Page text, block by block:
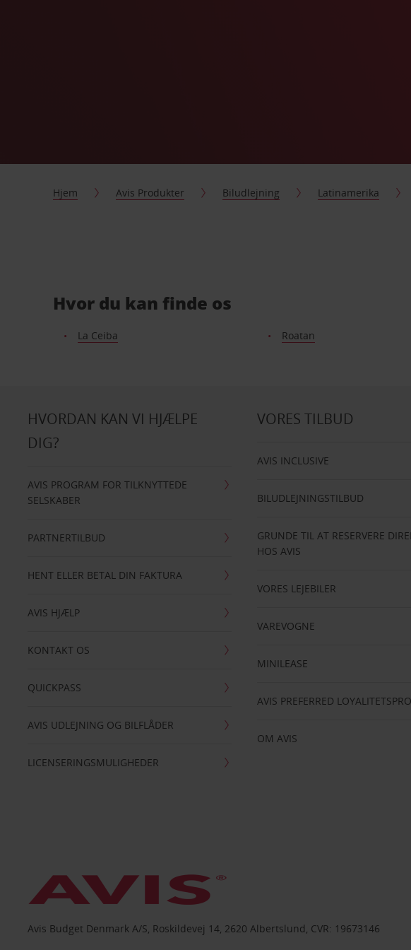
Hjem Avis Produkter Biludlejning Latinamerika
Hvor du kan finde os
La Ceiba Roatan
HVORDAN KAN VI HJÆLPE
DIG?
AVIS PROGRAM FOR TILKNYTTEDE
SELSKABER
PARTNERTILBUD
HENT ELLER BETAL DIN FAKTURA
AVIS HJÆLP
KONTAKT OS
QUICKPASS
AVIS UDLEJNING OG BILFLÅDER
LICENSERINGSMULIGHEDER
VORES TILBUD
AVIS INCLUSIVE
BILUDLEJNINGSTILBUD
GRUNDE TIL AT RESERVERE
HOS AVIS
VORES LEJEBILER
VAREVOGNE
MINILEASE
AVIS PREFERRED
OM AVIS
Avis Budget Denmark A/S, Roskildevej 14, 2620 Albertslund, CVR: 19673146